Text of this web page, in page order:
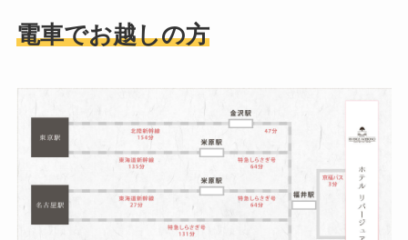
電車でお越しの方